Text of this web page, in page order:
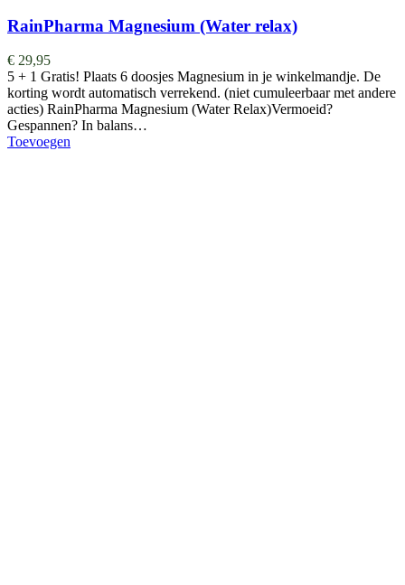
RainPharma Magnesium (Water relax)
€ 29,95
5 + 1 Gratis! Plaats 6 doosjes Magnesium in je winkelmandje. De
korting wordt automatisch verrekend. (niet cumuleerbaar met andere
acties) RainPharma Magnesium (Water Relax)Vermoeid?
Gespannen? In balans…
Toevoegen